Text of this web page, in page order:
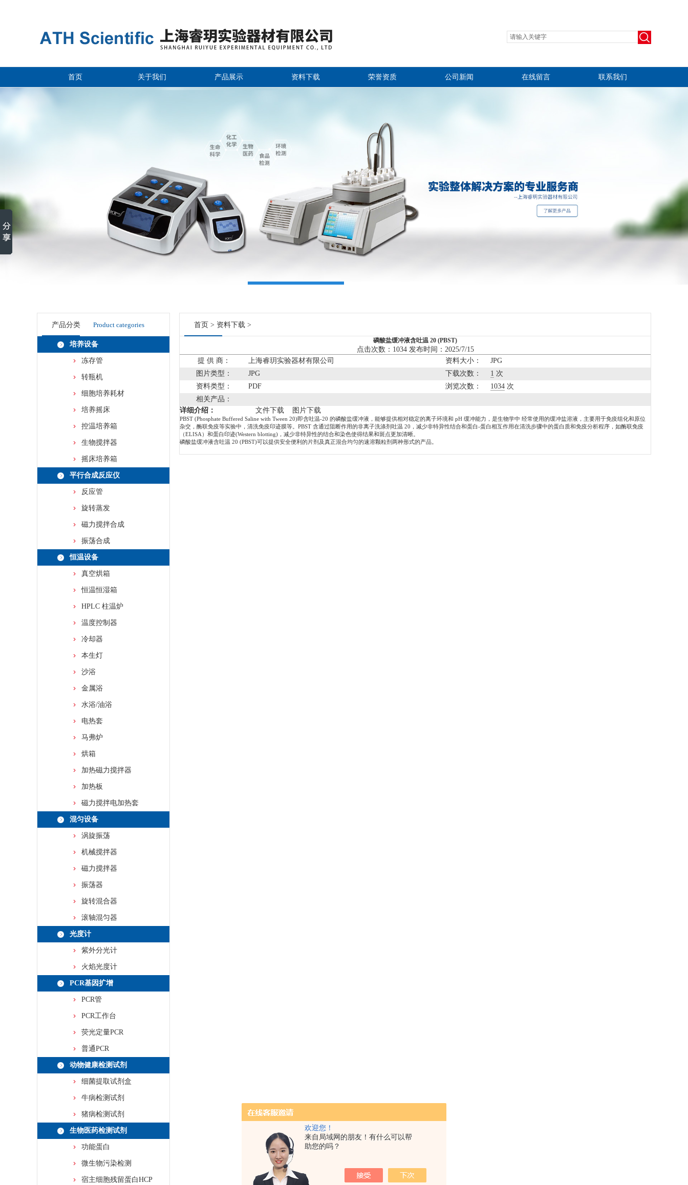
欢迎您！
来自局域网的朋友！有什么可以帮
助您的吗？
首页 关于我们 产品展示 资料下载 荣誉资质 公司新闻 在线留言 联系我们
产品分类 Product categories
培养设备
冻存管
转瓶机
细胞培养耗材
培养摇床
控温培养箱
生物搅拌器
摇床培养箱
平行合成反应仪
反应管
旋转蒸发
磁力搅拌合成
振荡合成
恒温设备
真空烘箱
恒温恒湿箱
HPLC 柱温炉
温度控制器
冷却器
本生灯
沙浴
金属浴
水浴/油浴
电热套
马弗炉
烘箱
加热磁力搅拌器
加热板
磁力搅拌电加热套
混匀设备
涡旋振荡
机械搅拌器
磁力搅拌器
振荡器
旋转混合器
滚轴混匀器
光度计
紫外分光计
火焰光度计
PCR基因扩增
PCR管
PCR工作台
荧光定量PCR
普通PCR
动物健康检测试剂
细菌提取试剂盒
牛病检测试剂
猪病检测试剂
生物医药检测试剂
功能蛋白
微生物污染检测
宿主细胞残留蛋白HCP
首页 > 资料下载 >
磷酸盐缓冲液含吐温 20 (PBST)
点击次数：1034 发布时间：2025/7/15
提 供 商：
上海睿玥实验器材有限公司 资料大小：
JPG
图片类型：
JPG 下载次数： 1 次
资料类型：
PDF 浏览次数： 1034 次
相关产品：
详细介绍：
文件下载 图片下载
PBST (Phosphate Buffered Saline with Tween 20)即含吐温-20 的磷酸盐缓冲液，能够提供相对稳定的离子环境和 pH 缓冲能力，是生物学中 经常使用的缓冲盐溶液，主要用于免疫组化和原位
杂交，酶联免疫等实验中，清洗免疫印迹膜等。PBST 含通过阻断作用的非离子洗涤剂吐温 20，减少非特异性结合和蛋白-蛋白相互作用在清洗步骤中的蛋白质和免疫分析程序，如酶联免疫
（ELISA）和蛋白印迹(Western blotting)，减少非特异性的结合和染色使得结果和斑点更加清晰。
磷酸盐缓冲液含吐温 20 (PBST)可以提供安全便利的片剂及真正混合均匀的速溶颗粒剂两种形式的产品。